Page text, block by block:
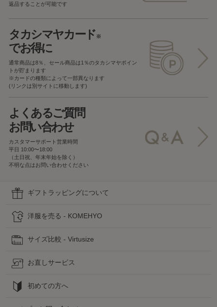
返品することが可能です
タカシマヤカード※
でお得に
通常商品は8％、セール商品は1％のタカシマヤポイン
トが貯まります
※カードの種類によって一部異なります
(リンクは別サイトに移動します)
よくあるご質問
お問い合わせ
カスタマーサポート営業時間
平日 10:00〜18:00
（土日祝、年末年始を除く）
不明な点はお問い合わせください
ギフトラッピングについて
洋服を売る - KOMEHYO
サイズ比較 - Virtusize
お直しサービス
初めての方へ